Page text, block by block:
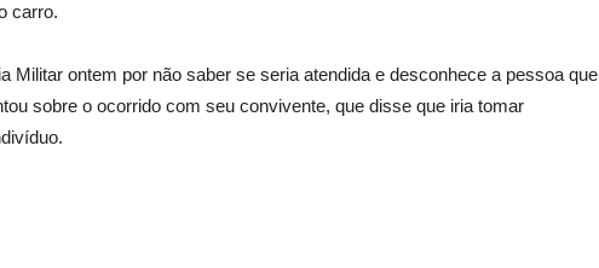
carro.
Militar ontem por não saber se seria atendida e desconhece a pessoa que
sobre o ocorrido com seu convivente, que disse que iria tomar